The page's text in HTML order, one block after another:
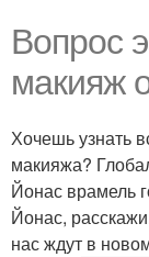
Вопрос
макияж
Хочешь узнать
макияжа?
Йонас врамель
Йонас,
нас ждут в